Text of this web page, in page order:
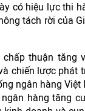
có hiệu lực thi
tách rời của
thuận tăng
chiến lược phát
ngân hàng
hàng tăng